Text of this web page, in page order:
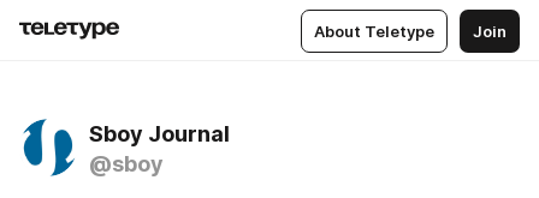
About Teletype Join
Sboy Journal
@sboy